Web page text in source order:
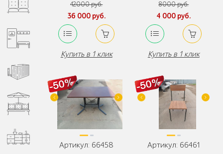
42000 руб.
36 000 руб.
Купить в 1 клик
8000 руб.
4 000 руб.
Купить в 1 клик
Артикул: 66458
Артикул: 66461